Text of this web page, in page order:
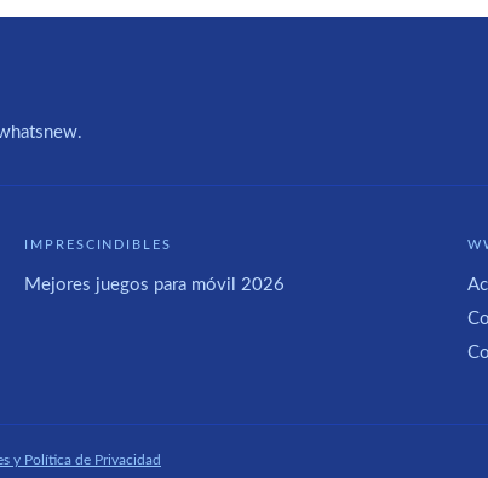
IMPRESCINDIBLES
Mejores juegos para móvil 2026
y Política de Privacidad